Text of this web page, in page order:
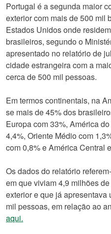
Portugal é a segunda maior
exterior com mais de 500 mil
Estados Unidos onde
brasileiros, segundo o
apresentado no relatório de
cidade estrangeira com a
cerca de 500 mil pessoas.
Em termos continentais, na
se mais de 45% dos
Europa com 33%, América
4,4%, Oriente Médio com
com 0,8% e América Central
Os dados do relatório
em que viviam 4,9 milhões
exterior e que já apresentava
mil pessoas, em relação ao
aqui.